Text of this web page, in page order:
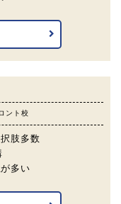
ント校
肢多数
多い